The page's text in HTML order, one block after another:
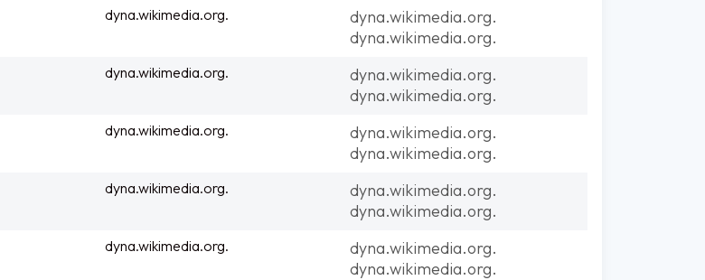
dyna.wikimedia.org.
dyna.wikimedia.org.
dyna.wikimedia.org.
dyna.wikimedia.org.
dyna.wikimedia.org.
dyna.wikimedia.org.
dyna.wikimedia.org.
dyna.wikimedia.org.
dyna.wikimedia.org.
dyna.wikimedia.org.
dyna.wikimedia.org.
dyna.wikimedia.org.
dyna.wikimedia.org.
dyna.wikimedia.org.
dyna.wikimedia.org.